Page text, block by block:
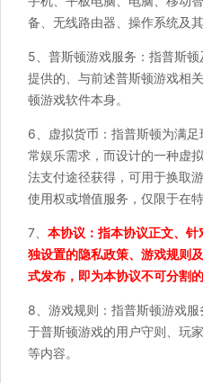
备、无线路由器、操作系统及
5、普斯顿游戏服务：指普斯
提供的、与前述普斯顿游戏相
顿游戏软件本身。
6、虚拟货币：指普斯顿为满
常娱乐需求，而设计的一种虚
法支付途径获得，可用于换取
使用权或增值服务，仅限于在
7、 本协议：指本协议正文、
独设置的隐私政策、游戏规则
式发布，即为本协议不可分割的
8、游戏规则：指普斯顿游戏
于普斯顿游戏的用户守则、玩
等内容。